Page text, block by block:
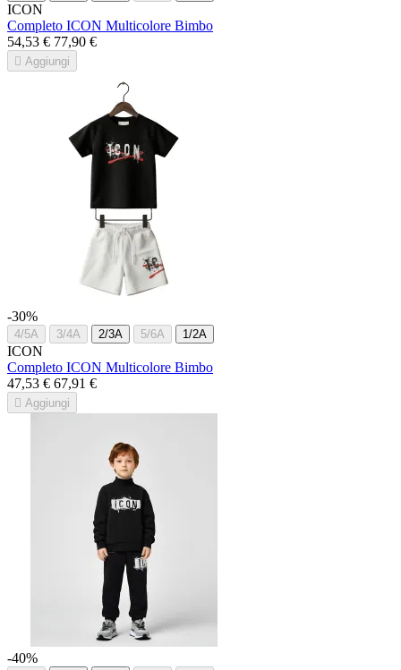
ICON
Completo ICON Multicolore Bimbo
54,53 € 77,90 €
 Aggiungi
-30%
4/5A 3/4A 2/3A 5/6A 1/2A
ICON
Completo ICON Multicolore Bimbo
47,53 € 67,91 €
 Aggiungi
-40%